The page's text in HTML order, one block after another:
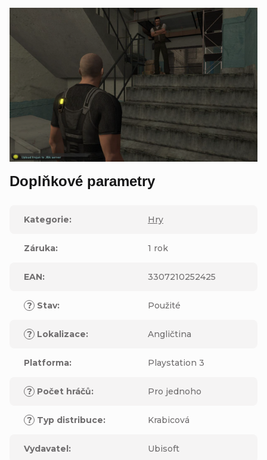
Doplňkové parametry
Kategorie: Hry
Záruka: 1 rok
EAN: 3307210252425
? Stav: Použité
? Lokalizace: Angličtina
Platforma: Playstation 3
? Počet hráčů: Pro jednoho
? Typ distribuce: Krabicová
Vydavatel : Ubisoft